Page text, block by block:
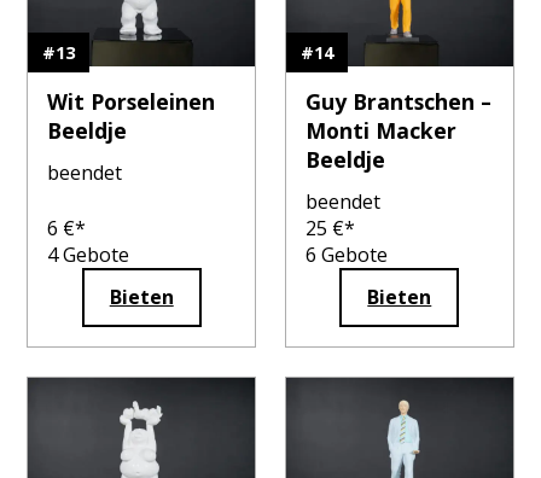
#13
Wit Porseleinen
Beeldje
beendet
6 €*
4Gebote
Bieten
#14
Guy Brantschen –
Monti Macker
Beeldje
beendet
25 €*
6 Gebote
Bieten